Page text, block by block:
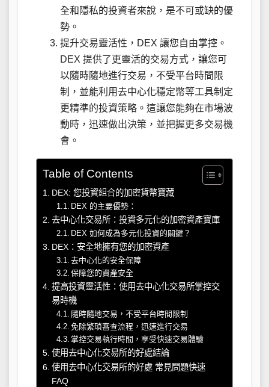
全和隱私的投資者來說，是不可或缺的優
勢。
提升交易靈活性，DEX 讓您自由掌控。
DEX 提供了更靈活的交易方式，讓您可
以隨時隨地進行交易，不受平台時間限
制，並能利用去中心化穩定幣等工具制定
更精準的投資策略。這讓您能夠在市場波
動時，迅速做出決策，並把握更多交易機
會。
Table of Contents
DEX: 您投資組合的加密貨幣寶藏
DEX 的主要優勢：
去中心化交易所：投資多元化的加密資產寶庫
DEX 如何成為多元化投資的關鍵？
DEX：安全地擁有您的加密資產
去中心化的安全保障
保障您的資產安全
提高投資靈活性：使用去中心化交易所掌控交
易時機
隨時隨地交易，不受平台時間限制
免除繁瑣審查流程，迅速進行交易
掌控交易執行時間，享受快速交易體驗
使用去中心化交易所的好處結論
使用去中心化交易所的好處 常見問題快速
FAQ